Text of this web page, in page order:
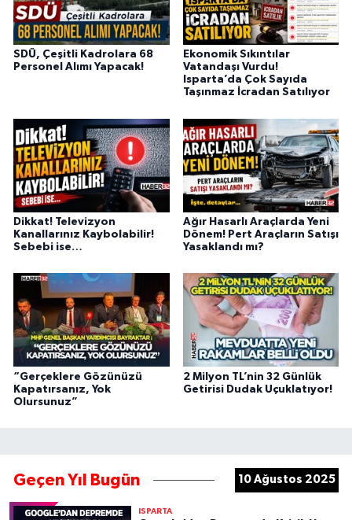
SDÜ, Çeşitli Kadrolara 68
Personel Alımı Yapacak!
Ekonomik Sıkıntılar
Vatandaşı Vurdu!
Isparta’da Çok Sayıda
Taşınmaz İcradan Satılıyor
Dikkat! Televizyon
Kanallarınız Kaybolabilir!
Sebebi ise…
Ağır Hasarlı Araçlarda Yeni
Dönem! Pert Araçların Satışı
Yasaklandı mı?
“Gerçeklere Gözünüzü
Kapatırsanız, Yok
Olursunuz”
2 Milyon TL’nin 32 Günlük
Getirisi Dudak Uçuklatıyor!
Geçen Yıl Bugün 10 Ağustos 2025
ISPARTA